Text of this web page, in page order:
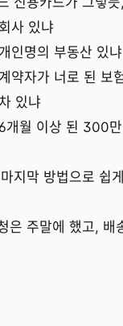
사 있냐
인명의 부동산 있냐
약자가 너로 된 보
있냐
월 이상 된 300만
지막 방법으로 쉽
은 주말에 했고, 배